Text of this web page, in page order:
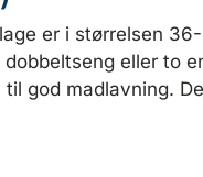
er i størrelsen
eller to
god madlavning.